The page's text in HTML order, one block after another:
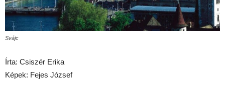
Svájc
Írta: Csiszér Erika
Képek: Fejes József